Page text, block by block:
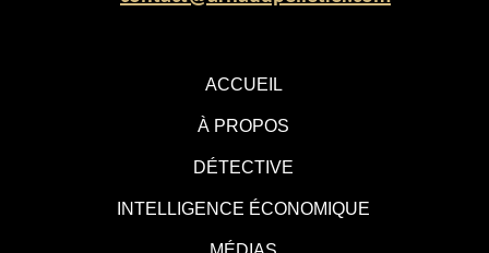
ACCUEIL
À PROPOS
DÉTECTIVE
INTELLIGENCE ÉCONOMIQUE